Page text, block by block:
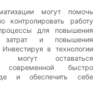
могут помочь
контролировать работу
для повышения
затрат и повышения
в технологии
могут оставаться
современной быстро
и обеспечить себе